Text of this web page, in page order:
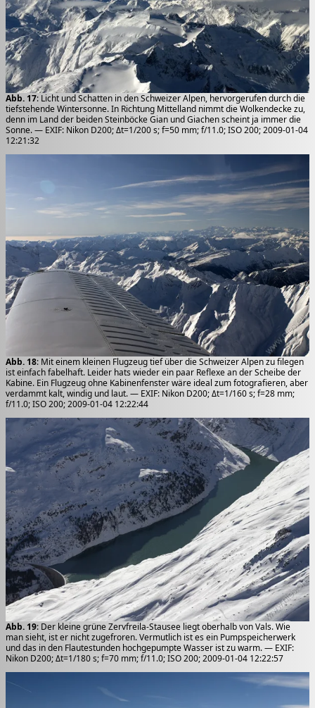
Abb. 17: Licht und Schatten in den Schweizer Alpen, hervorgerufen durch die
tiefstehende Wintersonne. In Richtung Mittelland nimmt die Wolkendecke zu,
denn im Land der beiden Steinböcke Gian und Giachen scheint ja immer die
Sonne. — EXIF: Nikon D200; Δt=1/200 s; f=50 mm; f/11.0; ISO 200; 2009-01-04
12:21:32
Abb. 18: Mit einem kleinen Flugzeug tief über die Schweizer Alpen zu filegen
ist einfach fabelhaft. Leider hats wieder ein paar Reflexe an der Scheibe der
Kabine. Ein Flugzeug ohne Kabinenfenster wäre ideal zum fotografieren, aber
verdammt kalt, windig und laut. — EXIF: Nikon D200; Δt=1/160 s; f=28 mm;
f/11.0; ISO 200; 2009-01-04 12:22:44
Abb. 19: Der kleine grüne Zervfreila-Stausee liegt oberhalb von Vals. Wie
man sieht, ist er nicht zugefroren. Vermutlich ist es ein Pumpspeicherwerk
und das in den Flautestunden hochgepumpte Wasser ist zu warm. — EXIF:
Nikon D200; Δt=1/180 s; f=70 mm; f/11.0; ISO 200; 2009-01-04 12:22:57